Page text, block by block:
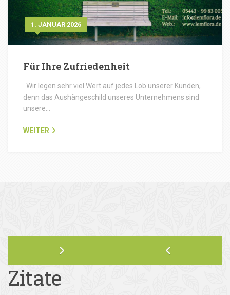
1. JANUAR 2026
Für Ihre Zufriedenheit
Wir legen sehr viel Wert auf jedes Lob unserer Kunden,
denn das Aushängeschild unseres Unternehmens sind
unsere…
WEITER
Zitate